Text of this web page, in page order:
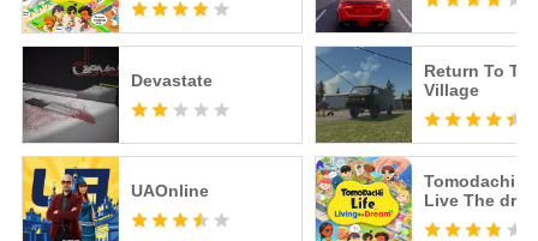
Devastate
UAOnline
Return To
Village
Tomodachi
Live The